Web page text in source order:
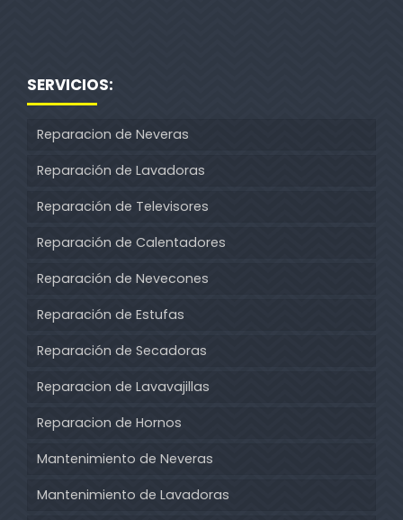
SERVICIOS:
Reparacion de Neveras
Reparación de Lavadoras
Reparación de Televisores
Reparación de Calentadores
Reparación de Nevecones
Reparación de Estufas
Reparación de Secadoras
Reparacion de Lavavajillas
Reparacion de Hornos
Mantenimiento de Neveras
Mantenimiento de Lavadoras